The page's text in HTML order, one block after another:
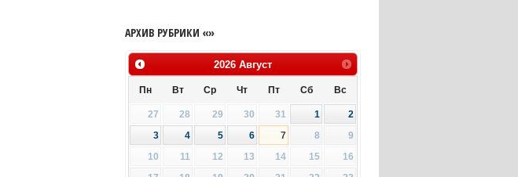
АРХИВ РУБРИКИ «»
2026 Август
Пн Вт Ср Чт Пт Сб Вс
27 28 29 30 31 1
2
3
4 5 6 7 8
9
10
11 12 13 14 15
16